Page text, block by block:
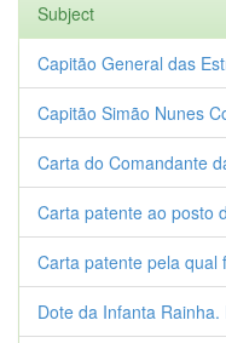
Subject
Capitão General das
Capitão Simão Nunes
Carta do Comandante
Carta patente ao posto
Carta patente pela qual
Dote da Infanta Rainha.